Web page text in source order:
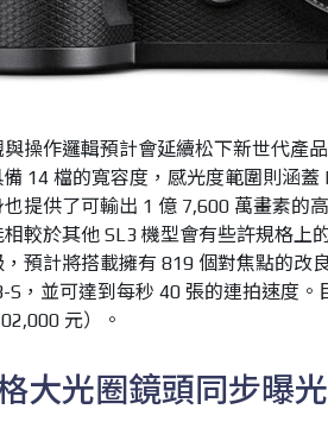
操作邏輯預計會延續松下新世代產
14 檔的寬容度，感光度範圍則涵
提供了可輸出 1 億 7,600 萬畫素的
較於其他 SL3 機型會有些許規格上
預計將搭載擁有 819 個對焦點的改
S，並可達到每秒 40 張的連拍速度
元）。
大光圈鏡頭同步曝光